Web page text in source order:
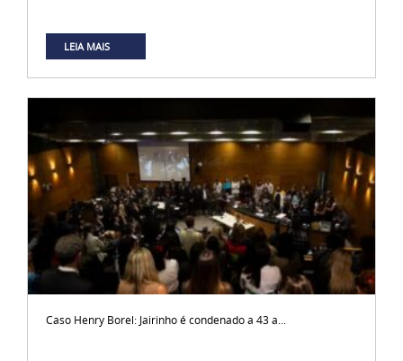
LEIA MAIS
Caso Henry Borel: Jairinho é condenado a 43 a...